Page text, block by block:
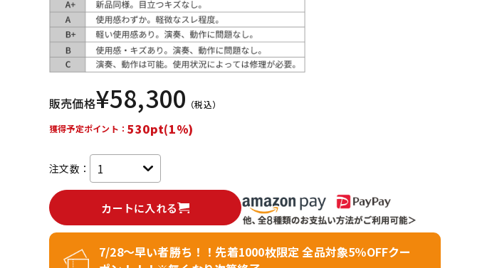
レコーディン
グ機器
配信/ライブ
機器
販売価格¥58,300 （税込）
獲得予定ポイント： 530pt(1%)
注文数：
カートに入れる
7/28～早い者勝ち！！先着1000枚限定 全品対象5％OFFクー